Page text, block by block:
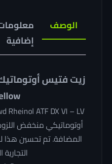
الوصف
إضافية
أوتوماتيكي منخفض
المضافة. تم تحسين هذا